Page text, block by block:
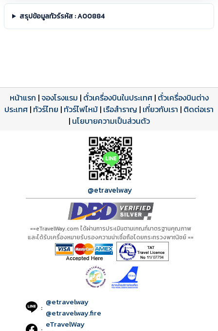
สรุปข้อมูลทัวร์รหัส : A00884
โปรแกรมทัวร์
A00884 PDF
ดาวน์โหลด PDF
รีวิวลูกค้าจริง
รีวิวจาก eTravelWay
เปิดหน้าเต็ม
ใบอนุญาตนำเที่ยว
เลขที่ 11/11450
เปิดหน้าเต็ม
หน้าแรก |จองโรงแรม | ตั๋วเครื่องบินในประเทศ| ตั๋วเครื่องบินต่าง
ประเทศ | ทัวร์ไทย | ทัวร์ไฟไหม้ | เรือสำราญ | เกี่ยวกับเรา | ติดต่อเรา
| นโยบายความเป็นส่วนตัว
@etravelway
==eTravelWay.com ได้ผ่านการประเมินตามเกณฑ์มาตรฐานคุณภาพ
และได้รับเครื่องหมายรับรองความน่าเชื่อถือโดยกระทรวงพาณิชย์ ==
: @etravelway
@etravelway.fire
eTravelWay